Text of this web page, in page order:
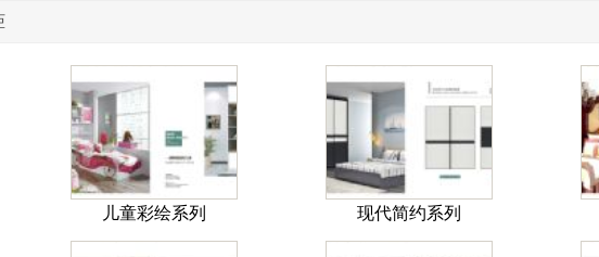
儿童彩绘系列 现代简约系列